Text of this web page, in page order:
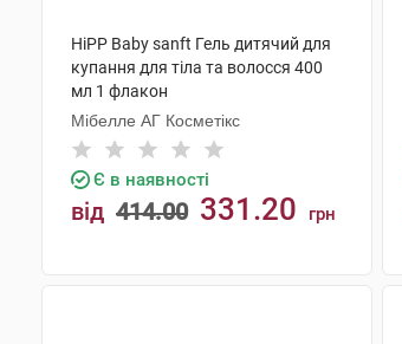
HiPP Baby sanft Гель дитячий для
купання для тіла та волосся 400
мл 1 флакон
Мібелле АГ Косметікс
Є в наявності
від 414.00 331.20 грн